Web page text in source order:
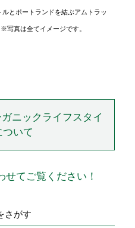
とポートランドを結ぶアムトラッ
※写真は全てイメージです。
ニックライフスタイ
ついて
せてご覧ください！
さがす